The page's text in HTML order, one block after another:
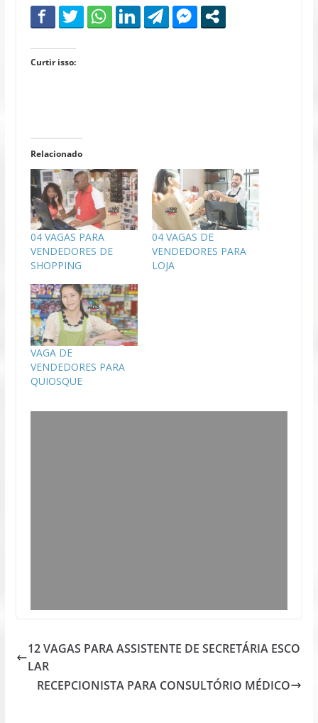
Curtir isso:
Relacionado
04 VAGAS PARA
VENDEDORES DE
SHOPPING
04 VAGAS DE
VENDEDORES PARA
LOJA
VAGA DE
VENDEDORES PARA
QUIOSQUE
12 VAGAS PARA ASSISTENTE DE SECRETÁRIA ESCO
LAR
RECEPCIONISTA PARA CONSULTÓRIO MÉDICO